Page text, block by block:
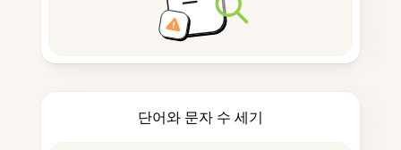
단어와 문자 수 세기